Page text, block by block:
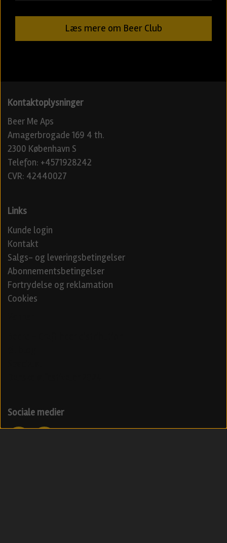
Læs mere om Beer Club
Kontaktoplysninger
Beer Me Aps
Amagerbrogade 169 4 th.
2300 København S
Telefon: +4571928242
CVR: 42440027
Links
Kunde login
Kontakt
Salgs- og leveringsbetingelser
Abonnementsbetingelser
Fortrydelse og reklamation
Cookies
Sociale medier